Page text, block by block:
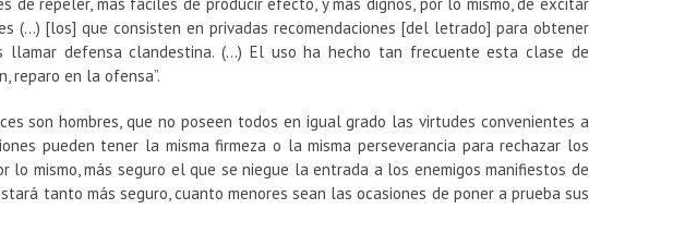
(…) [los] que consisten en privadas recomendaciones [del letrado] para obtener
defensa clandestina. (…) El uso ha hecho tan frecuente esta clase de
reparo en la ofensa”.
son hombres, que no poseen todos en igual grado las virtudes convenientes a
pueden tener la misma firmeza o la misma perseverancia para rechazar los
mismo, más seguro el que se niegue la entrada a los enemigos manifiestos de
tanto más seguro, cuanto menores sean las ocasiones de poner a prueba sus